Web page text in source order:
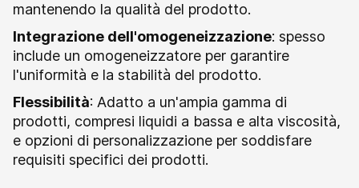
mantenendo la qualità del prodotto.
Integrazione dell'omogeneizzazione: spesso
include un omogeneizzatore per garantire
l'uniformità e la stabilità del prodotto.
Flessibilità: Adatto a un'ampia gamma di
prodotti, compresi liquidi a bassa e alta viscosità,
e opzioni di personalizzazione per soddisfare
requisiti specifici dei prodotti.